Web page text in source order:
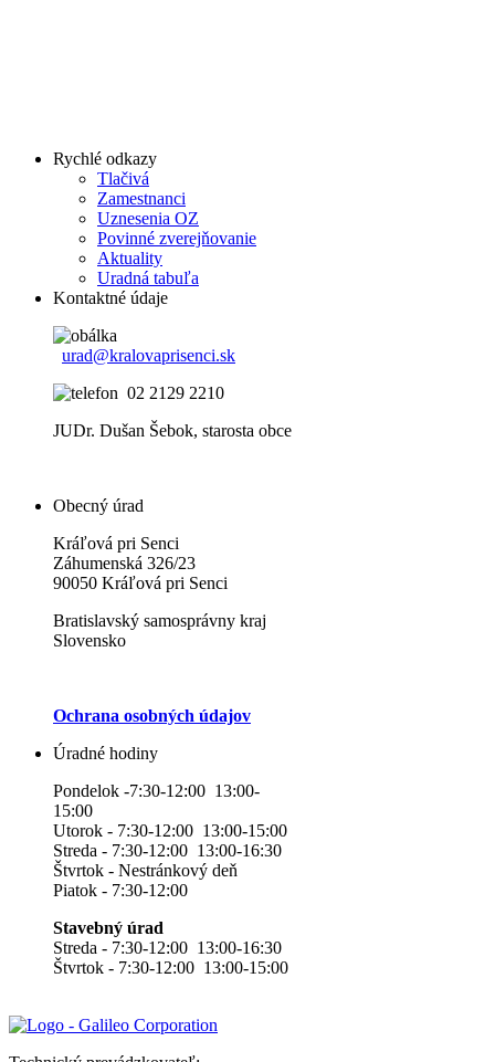
Rychlé odkazy
Tlačivá
Zamestnanci
Uznesenia OZ
Povinné zverejňovanie
Aktuality
Uradná tabuľa
Kontaktné údaje
urad@kralovaprisenci.sk
02 2129 2210
JUDr. Dušan Šebok, starosta obce
Obecný úrad
Kráľová pri Senci
Záhumenská 326/23
90050 Kráľová pri Senci
Bratislavský samosprávny kraj
Slovensko
Ochrana osobných údajov
Úradné hodiny
Pondelok -7:30-12:00 13:00-
15:00
Utorok - 7:30-12:00 13:00-15:00
Streda - 7:30-12:00 13:00-16:30
Štvrtok - Nestránkový deň
Piatok - 7:30-12:00
Stavebný úrad
Streda - 7:30-12:00 13:00-16:30
Štvrtok - 7:30-12:00 13:00-15:00